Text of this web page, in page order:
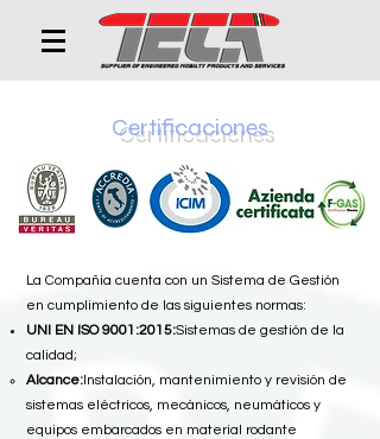
Certificaciones
La Compañía cuenta con un Sistema de Gestión
en cumplimiento de las siguientes normas:
UNI EN ISO 9001:2015:Sistemas de gestión de la
calidad;
Alcance:Instalación, mantenimiento y revisión de
sistemas eléctricos, mecánicos, neumáticos y
equipos embarcados en material rodante